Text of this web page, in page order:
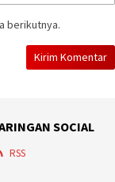
berikutnya.
SOCIAL
RSS